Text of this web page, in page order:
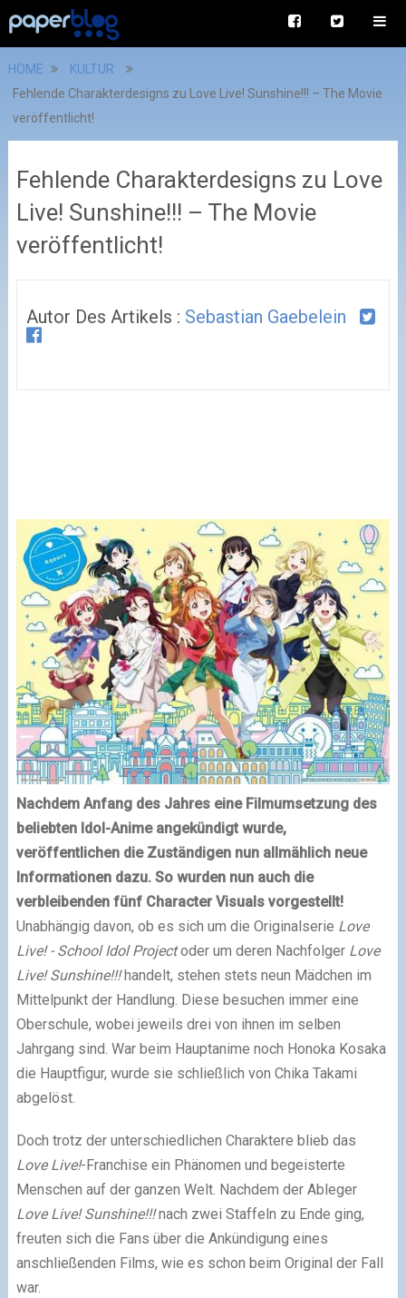
HOME
KULTUR
Fehlende Charakterdesigns zu Love Live! Sunshine!!! – The Movie
veröffentlicht!
Fehlende Charakterdesigns zu Love
Live! Sunshine!!! – The Movie
veröffentlicht!
Autor Des Artikels : Sebastian Gaebelein
Nachdem Anfang des Jahres eine Filmumsetzung des
beliebten Idol-Anime angekündigt wurde,
veröffentlichen die Zuständigen nun allmählich neue
Informationen dazu. So wurden nun auch die
verbleibenden fünf Character Visuals vorgestellt!
Unabhängig davon, ob es sich um die Originalserie Love
Live! - School Idol Projectoder um deren Nachfolger Love
Live! Sunshine!!!handelt, stehen stets neun Mädchen im
Mittelpunkt der Handlung. Diese besuchen immer eine
Oberschule, wobei jeweils drei von ihnen im selben
Jahrgang sind. War beim Hauptanime noch Honoka Kosaka
die Hauptfigur, wurde sie schließlich von Chika Takami
abgelöst.
Doch trotz der unterschiedlichen Charaktere blieb das
Love Live!-Franchise ein Phänomen und begeisterte
Menschen auf der ganzen Welt. Nachdem der Ableger
Love Live! Sunshine!!!nach zwei Staffeln zu Ende ging,
freuten sich die Fans über die Ankündigung eines
anschließenden Films, wie es schon beim Original der Fall
war.